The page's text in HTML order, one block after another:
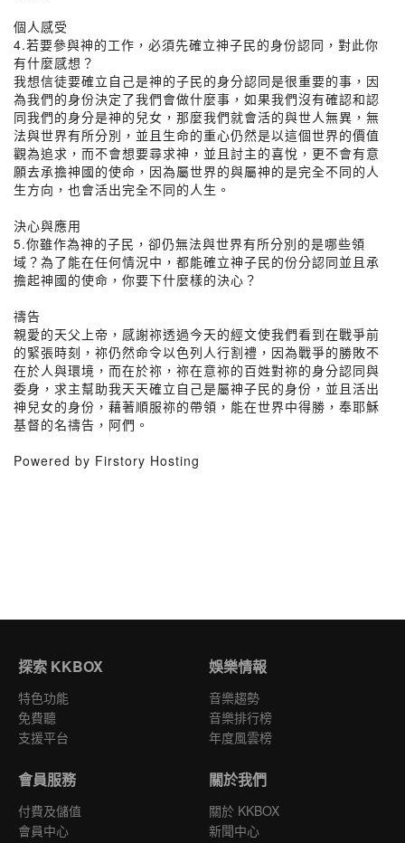
個人感受
4.若要參與神的工作，必須先確立神子民的身份認同，對此你
有什麼感想？
我想信徒要確立自己是神的子民的身分認同是很重要的事，因
為我們的身份決定了我們會做什麼事，如果我們沒有確認和認
同我們的身分是神的兒女，那麼我們就會活的與世人無異，無
法與世界有所分別，並且生命的重心仍然是以這個世界的價值
觀為追求，而不會想要尋求神，並且討主的喜悅，更不會有意
願去承擔神國的使命，因為屬世界的與屬神的是完全不同的人
生方向，也會活出完全不同的人生。
決心與應用
5.你雖作為神的子民，卻仍無法與世界有所分別的是哪些領
域？為了能在任何情況中，都能確立神子民的份分認同並且承
擔起神國的使命，你要下什麼樣的決心？
禱告
親愛的天父上帝，感謝祢透過今天的經文使我們看到在戰爭前
的緊張時刻，祢仍然命令以色列人行割禮，因為戰爭的勝敗不
在於人與環境，而在於祢，祢在意祢的百姓對祢的身分認同與
委身，求主幫助我天天確立自己是屬神子民的身份，並且活出
神兒女的身份，藉著順服祢的帶領，能在世界中得勝，奉耶穌
基督的名禱告，阿們。
Powered by Firstory Hosting
探索 KKBOX
特色功能
免費聽
支援平台
娛樂情報
音樂趨勢
音樂排行榜
年度風雲榜
會員服務
付費及儲值
會員中心
關於我們
關於 KKBOX
新聞中心